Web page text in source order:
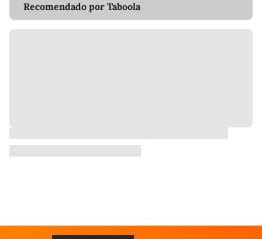
Recomendado por Taboola